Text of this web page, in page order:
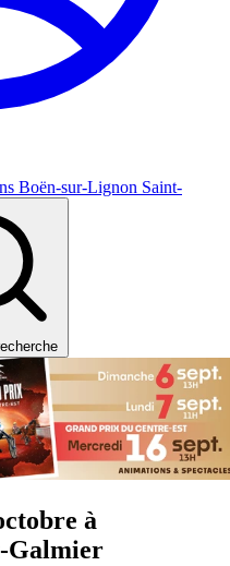
Boën-sur-Lignon Saint-
à
Galmier